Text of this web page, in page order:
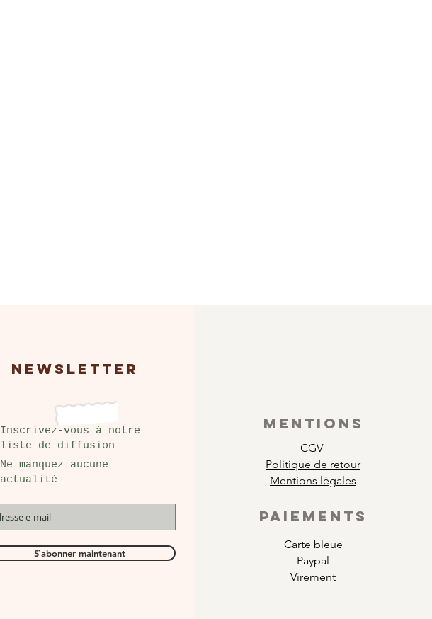
NEWSLETTER
Inscrivez-vous à notre
liste de diffusion
Ne manquez aucune
actualité
S`abonner maintenant
MENTIONS
CGV
Politique de retour
Mentions légales
PAIEMENTS
Carte bleue
Paypal
Virement